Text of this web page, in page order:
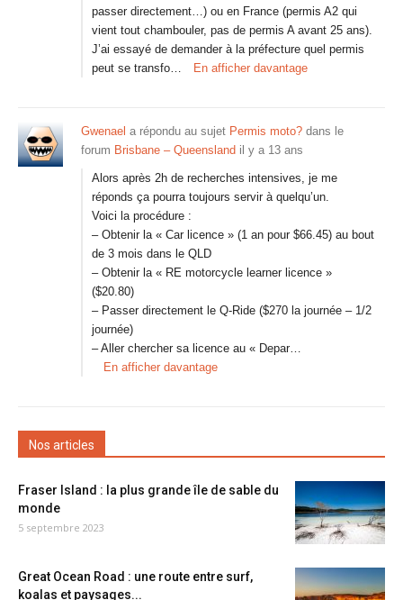
passer directement…) ou en France (permis A2 qui
vient tout chambouler, pas de permis A avant 25 ans).
J’ai essayé de demander à la préfecture quel permis
peut se transfo…
En afficher davantage
Gwenael a répondu au sujet Permis moto? dans le
forum Brisbane – Queensland il y a 13 ans
Alors après 2h de recherches intensives, je me
réponds ça pourra toujours servir à quelqu’un.
Voici la procédure :
– Obtenir la « Car licence » (1 an pour $66.45) au bout
de 3 mois dans le QLD
– Obtenir la « RE motorcycle learner licence »
($20.80)
– Passer directement le Q-Ride ($270 la journée – 1/2
journée)
– Aller chercher sa licence au « Depar…
En afficher davantage
Nos articles
Fraser Island : la plus grande île de sable du
monde
5 septembre 2023
Great Ocean Road : une route entre surf,
koalas et paysages...